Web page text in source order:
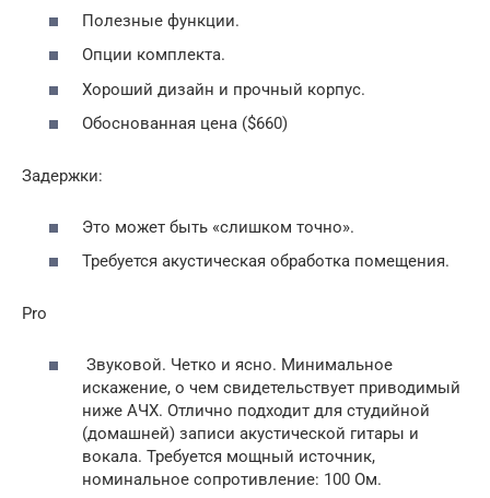
Полезные функции.
Опции комплекта.
Хороший дизайн и прочный корпус.
Обоснованная цена ($660)
Задержки:
Это может быть «слишком точно».
Требуется акустическая обработка помещения.
Pro
Звуковой. Четко и ясно. Минимальное
искажение, о чем свидетельствует приводимый
ниже АЧХ. Отлично подходит для студийной
(домашней) записи акустической гитары и
вокала. Требуется мощный источник,
номинальное сопротивление: 100 Ом.